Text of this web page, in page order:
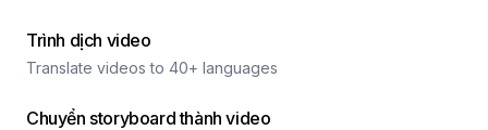
Trình dịch video
Translate videos to 40+ languages
Chuyển storyboard thành video